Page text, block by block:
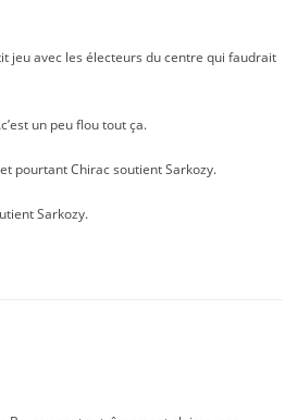
jeu avec les électeurs du centre qui faudrait
un peu flou tout ça.
pourtant Chirac soutient Sarkozy.
Sarkozy.